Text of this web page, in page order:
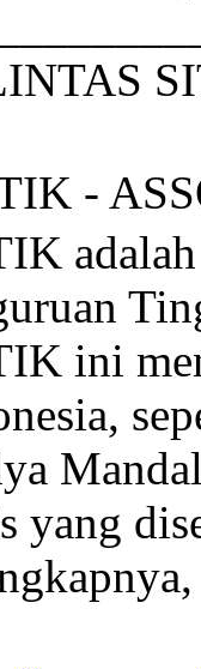
-
ini
yang